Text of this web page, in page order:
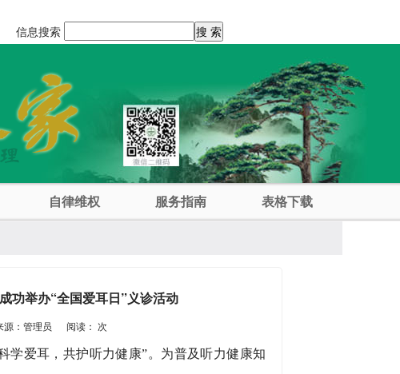
信息搜索
自律维权 服务指南 表格下载
功举办“全国爱耳日”义诊活动
源：管理员 阅读： 次
学爱耳，共护听力健康”。为普及听力健康知